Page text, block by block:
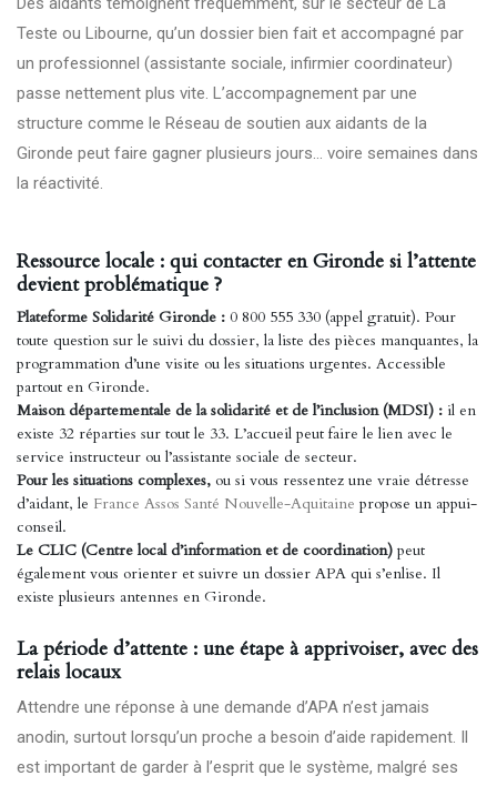
Teste ou Libourne, qu’un dossier bien fait et accompagné par
un professionnel (assistante sociale, infirmier coordinateur)
passe nettement plus vite. L’accompagnement par une
structure comme le Réseau de soutien aux aidants de la
Gironde peut faire gagner plusieurs jours… voire semaines dans
la réactivité.
Ressource locale : qui contacter en Gironde si l’attente
devient problématique ?
Plateforme Solidarité Gironde : 0 800 555 330 (appel gratuit). Pour
toute question sur le suivi du dossier, la liste des pièces manquantes, la
programmation d’une visite ou les situations urgentes. Accessible
partout en Gironde.
Maison départementale de la solidarité et de l’inclusion (MDSI) : il en
existe 32 réparties sur tout le 33. L’accueil peut faire le lien avec le
service instructeur ou l’assistante sociale de secteur.
Pour les situations complexes, ou si vous ressentez une vraie détresse
d’aidant, le France Assos Santé Nouvelle-Aquitaine propose un appui-
conseil.
Le CLIC (Centre local d’information et de coordination) peut
également vous orienter et suivre un dossier APA qui s’enlise. Il
existe plusieurs antennes en Gironde.
La période d’attente : une étape à apprivoiser, avec des
relais locaux
Attendre une réponse à une demande d’APA n’est jamais
anodin, surtout lorsqu’un proche a besoin d’aide rapidement. Il
est important de garder à l’esprit que le système, malgré ses